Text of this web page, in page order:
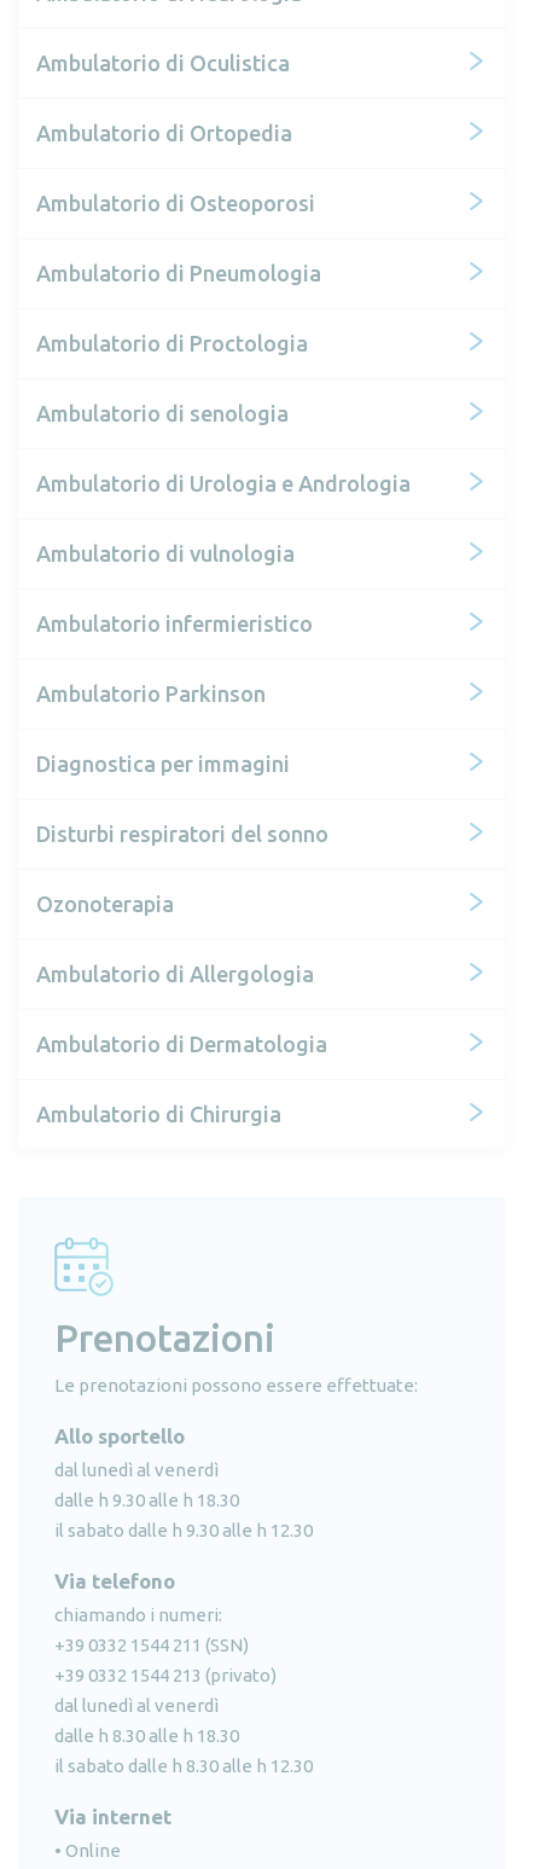
Ambulatorio di Oculistica
Ambulatorio di Ortopedia
Ambulatorio di Osteoporosi
Ambulatorio di Pneumologia
Ambulatorio di Proctologia
Ambulatorio di senologia
Ambulatorio di Urologia e Andrologia
Ambulatorio di vulnologia
Ambulatorio infermieristico
Ambulatorio Parkinson
Diagnostica per immagini
Disturbi respiratori del sonno
Ozonoterapia
Ambulatorio di Allergologia
Ambulatorio di Dermatologia
Ambulatorio di Chirurgia
Prenotazioni
Le prenotazioni possono essere effettuate:
Allo sportello
dal lunedì al venerdì
dalle h 9.30 alle h 18.30
il sabato dalle h 9.30 alle h 12.30
Via telefono
chiamando i numeri:
+39 0332 1544 211 (SSN)
+39 0332 1544 213 (privato)
dal lunedì al venerdì
dalle h 8.30 alle h 18.30
il sabato dalle h 8.30 alle h 12.30
Via internet
• Online